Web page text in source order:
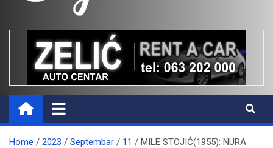
Ljubušaci
Svom voljenom gradu
Home 2023 Septembar 11 MILE STOJIĆ(1955): NURA